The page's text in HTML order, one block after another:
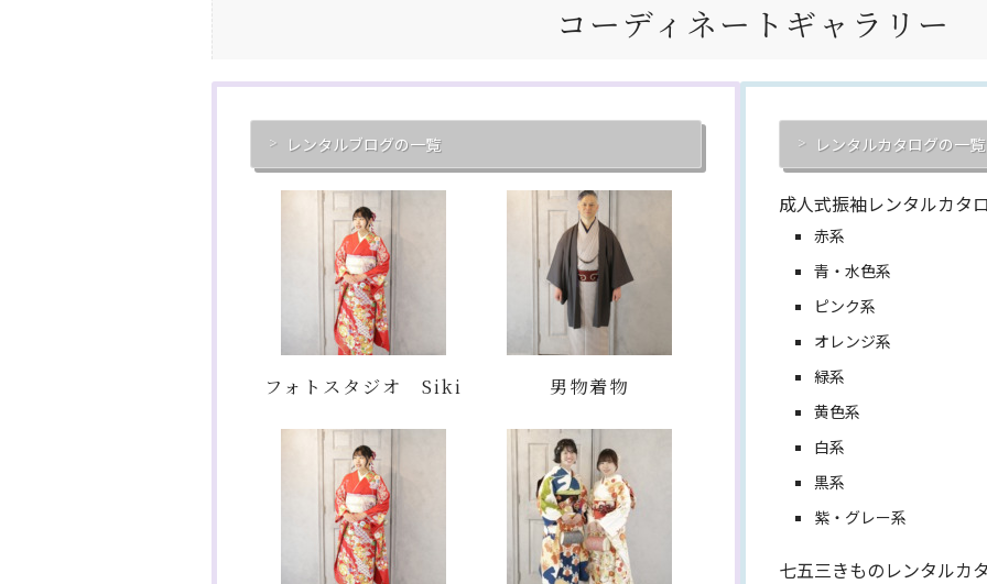
コーディネートギャラリー
レンタルブログの一覧
フォトスタジオ Siki 男物着物
レンタルカタログの一覧
成人式振袖レンタルカタ
赤系
青・水色系
ピンク系
オレンジ系
緑系
黄色系
白系
黒系
紫・グレー系
七五三きものレンタルカ